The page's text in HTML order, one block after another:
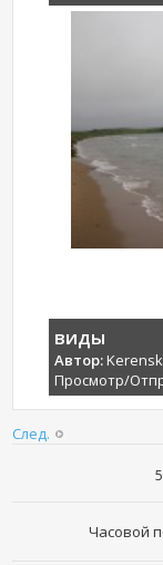
виды
Автор:
Просмотр/
След.
Часовой